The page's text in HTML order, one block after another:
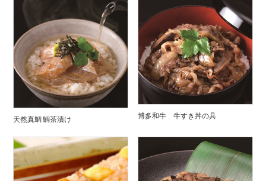
天然真鯛 鯛茶漬け 博多和牛 牛すき丼の具